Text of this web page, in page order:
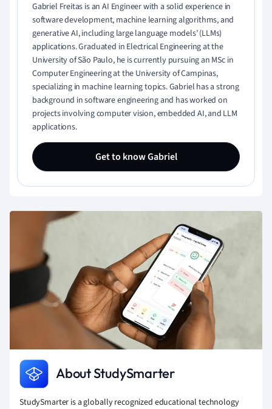
Gabriel Freitas is an AI Engineer with a solid experience in
software development, machine learning algorithms, and
generative AI, including large language models’ (LLMs)
applications. Graduated in Electrical Engineering at the
University of São Paulo, he is currently pursuing an MSc in
Computer Engineering at the University of Campinas,
specializing in machine learning topics. Gabriel has a strong
background in software engineering and has worked on
projects involving computer vision, embedded AI, and LLM
applications.
Get to know Gabriel
About StudySmarter
StudySmarter is a globally recognized educational technology